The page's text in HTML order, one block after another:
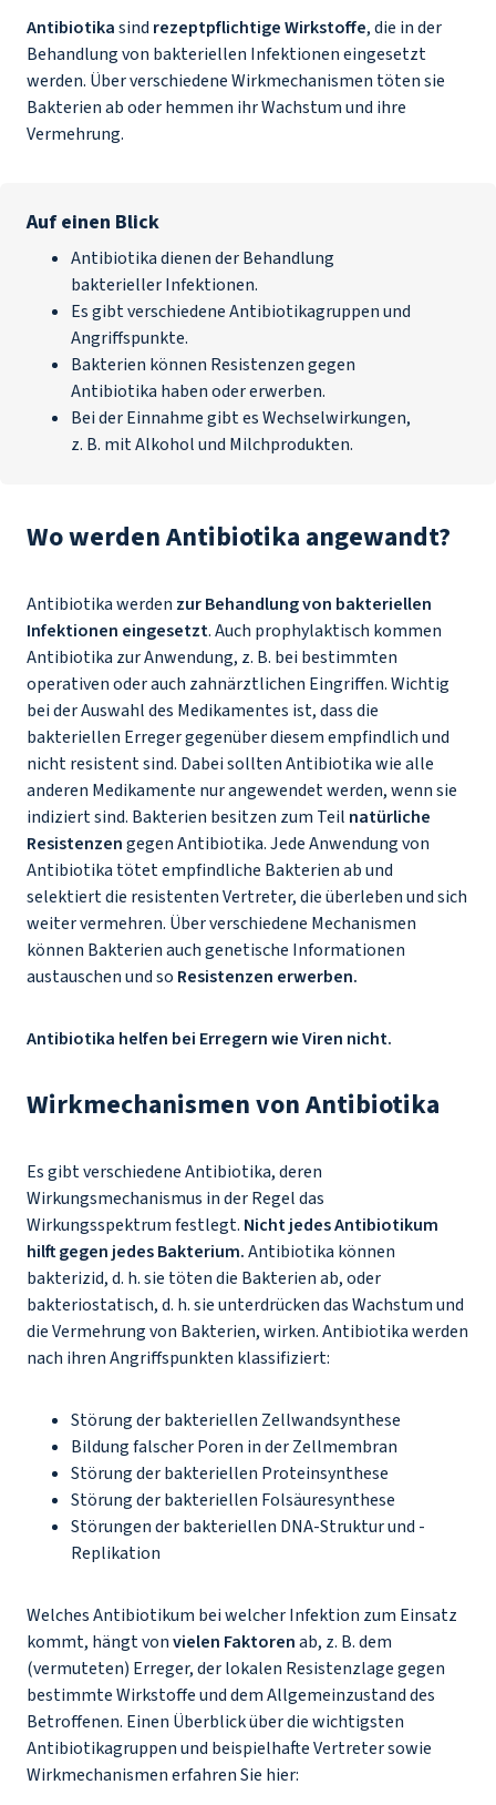
Antibiotikasind rezeptpflichtige Wirkstoffe, die in der
Behandlung von bakteriellen Infektionen eingesetzt
werden. Über verschiedene Wirkmechanismen töten sie
Bakterien ab oder hemmen ihr Wachstum und ihre
Vermehrung.
Auf einen Blick
Antibiotika dienen der Behandlung
bakterieller Infektionen.
Es gibt verschiedene Antibiotikagruppen und
Angriffspunkte.
Bakterien können Resistenzen gegen
Antibiotika haben oder erwerben.
Bei der Einnahme gibt es Wechselwirkungen,
z. B. mit Alkohol und Milchprodukten.
Wo werden Antibiotika angewandt?
Antibiotika werden zur Behandlung von bakteriellen
Infektionen eingesetzt. Auch prophylaktisch kommen
Antibiotika zur Anwendung, z. B. bei bestimmten
operativen oder auch zahnärztlichen Eingriffen. Wichtig
bei der Auswahl des Medikamentes ist, dass die
bakteriellen Erreger gegenüber diesem empfindlich und
nicht resistent sind. Dabei sollten Antibiotika wie alle
anderen Medikamente nur angewendet werden, wenn sie
indiziert sind. Bakterien besitzen zum Teil natürliche
Resistenzengegen Antibiotika. Jede Anwendung von
Antibiotika tötet empfindliche Bakterien ab und
selektiert die resistenten Vertreter, die überleben und sich
weiter vermehren. Über verschiedene Mechanismen
können Bakterien auch genetische Informationen
austauschen und so Resistenzen erwerben.
Antibiotika helfen bei Erregern wie Viren nicht.
Wirkmechanismen von Antibiotika
Es gibt verschiedene Antibiotika, deren
Wirkungsmechanismus in der Regel das
Wirkungsspektrum festlegt. Nicht jedes Antibiotikum
hilft gegen jedes Bakterium.Antibiotika können
bakterizid, d. h. sie töten die Bakterien ab, oder
bakteriostatisch, d. h. sie unterdrücken das Wachstum und
die Vermehrung von Bakterien, wirken. Antibiotika werden
nach ihren Angriffspunkten klassifiziert:
Störung der bakteriellen Zellwandsynthese
Bildung falscher Poren in der Zellmembran
Störung der bakteriellen Proteinsynthese
Störung der bakteriellen Folsäuresynthese
Störungen der bakteriellen DNA-Struktur und -
Replikation
Welches Antibiotikum bei welcher Infektion zum Einsatz
kommt, hängt vonvielen Faktorenab, z. B. dem
(vermuteten) Erreger, der lokalen Resistenzlage gegen
bestimmte Wirkstoffe und dem Allgemeinzustand des
Betroffenen. Einen Überblick über die wichtigsten
Antibiotikagruppen und beispielhafte Vertreter sowie
Wirkmechanismen erfahren Sie hier: